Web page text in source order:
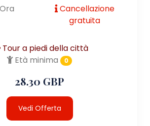
Cancellazione
gratuita
Tour a piedi della città
Età minima
0
28.30 GBP
Vedi Offerta